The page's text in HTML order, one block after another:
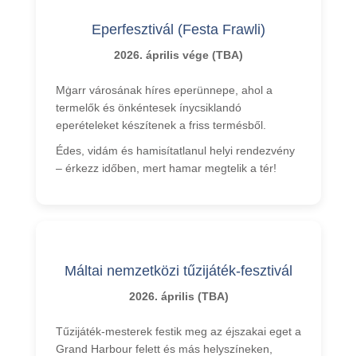
Eperfesztivál (Festa Frawli)
2026. április vége (TBA)
Mġarr városának híres eperünnepe, ahol a
termelők és önkéntesek ínycsiklandó
eperételeket készítenek a friss termésből.
Édes, vidám és hamisítatlanul helyi rendezvény
– érkezz időben, mert hamar megtelik a tér!
Máltai nemzetközi tűzijáték-fesztivál
2026. április (TBA)
Tűzijáték-mesterek festik meg az éjszakai eget a
Grand Harbour felett és más helyszíneken,